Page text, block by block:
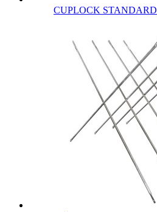
CUPLOCK STANDARD